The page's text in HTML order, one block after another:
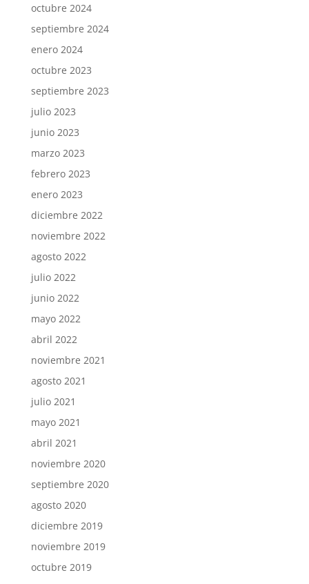
octubre 2024
septiembre 2024
enero 2024
octubre 2023
septiembre 2023
julio 2023
junio 2023
marzo 2023
febrero 2023
enero 2023
diciembre 2022
noviembre 2022
agosto 2022
julio 2022
junio 2022
mayo 2022
abril 2022
noviembre 2021
agosto 2021
julio 2021
mayo 2021
abril 2021
noviembre 2020
septiembre 2020
agosto 2020
diciembre 2019
noviembre 2019
octubre 2019